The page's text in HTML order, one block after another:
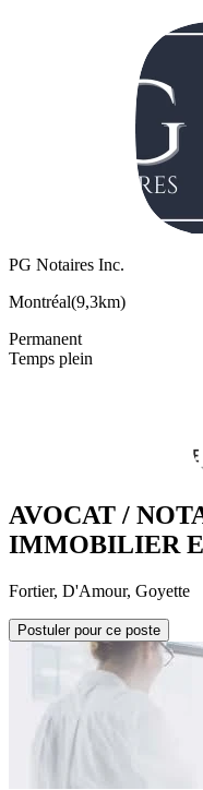
PG Notaires Inc.
Montréal(9,3km)
Permanent
Temps plein
AVOCAT /
IMMOBILIER
Fortier, D'Amour, Goyette
Postuler pour ce poste